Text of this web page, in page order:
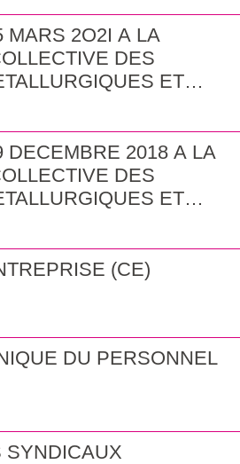
MARS 2O2I A LA
DES
ET
DU 17 MARS 1978
2018 A LA
DES
ET
1978
(CE)
DU PERSONNEL
SYNDICAUX